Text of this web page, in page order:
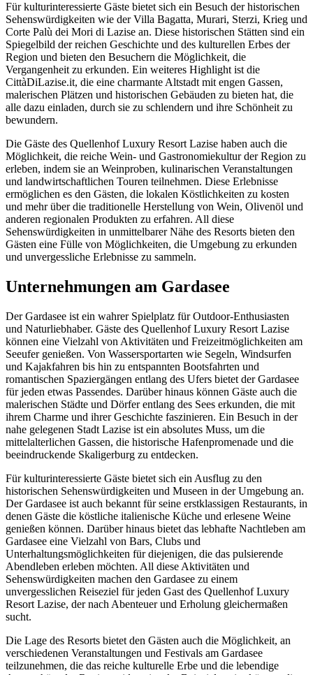
Für kulturinteressierte Gäste bietet sich ein Besuch der historischen
Sehenswürdigkeiten wie der Villa Bagatta, Murari, Sterzi, Krieg und
Corte Palù dei Mori di Lazise an. Diese historischen Stätten sind ein
Spiegelbild der reichen Geschichte und des kulturellen Erbes der
Region und bieten den Besuchern die Möglichkeit, die
Vergangenheit zu erkunden. Ein weiteres Highlight ist die
CittàDiLazise.it, die eine charmante Altstadt mit engen Gassen,
malerischen Plätzen und historischen Gebäuden zu bieten hat, die
alle dazu einladen, durch sie zu schlendern und ihre Schönheit zu
bewundern.
Die Gäste des Quellenhof Luxury Resort Lazise haben auch die
Möglichkeit, die reiche Wein- und Gastronomiekultur der Region zu
erleben, indem sie an Weinproben, kulinarischen Veranstaltungen
und landwirtschaftlichen Touren teilnehmen. Diese Erlebnisse
ermöglichen es den Gästen, die lokalen Köstlichkeiten zu kosten
und mehr über die traditionelle Herstellung von Wein, Olivenöl und
anderen regionalen Produkten zu erfahren. All diese
Sehenswürdigkeiten in unmittelbarer Nähe des Resorts bieten den
Gästen eine Fülle von Möglichkeiten, die Umgebung zu erkunden
und unvergessliche Erlebnisse zu sammeln.
Unternehmungen am Gardasee
Der Gardasee ist ein wahrer Spielplatz für Outdoor-Enthusiasten
und Naturliebhaber. Gäste des Quellenhof Luxury Resort Lazise
können eine Vielzahl von Aktivitäten und Freizeitmöglichkeiten am
Seeufer genießen. Von Wassersportarten wie Segeln, Windsurfen
und Kajakfahren bis hin zu entspannten Bootsfahrten und
romantischen Spaziergängen entlang des Ufers bietet der Gardasee
für jeden etwas Passendes. Darüber hinaus können Gäste auch die
malerischen Städte und Dörfer entlang des Sees erkunden, die mit
ihrem Charme und ihrer Geschichte faszinieren. Ein Besuch in der
nahe gelegenen Stadt Lazise ist ein absolutes Muss, um die
mittelalterlichen Gassen, die historische Hafenpromenade und die
beeindruckende Skaligerburg zu entdecken.
Für kulturinteressierte Gäste bietet sich ein Ausflug zu den
historischen Sehenswürdigkeiten und Museen in der Umgebung an.
Der Gardasee ist auch bekannt für seine erstklassigen Restaurants, in
denen Gäste die köstliche italienische Küche und erlesene Weine
genießen können. Darüber hinaus bietet das lebhafte Nachtleben am
Gardasee eine Vielzahl von Bars, Clubs und
Unterhaltungsmöglichkeiten für diejenigen, die das pulsierende
Abendleben erleben möchten. All diese Aktivitäten und
Sehenswürdigkeiten machen den Gardasee zu einem
unvergesslichen Reiseziel für jeden Gast des Quellenhof Luxury
Resort Lazise, der nach Abenteuer und Erholung gleichermaßen
sucht.
Die Lage des Resorts bietet den Gästen auch die Möglichkeit, an
verschiedenen Veranstaltungen und Festivals am Gardasee
teilzunehmen, die das reiche kulturelle Erbe und die lebendige